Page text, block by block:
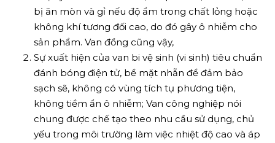
bị ăn mòn và gỉ nếu độ ẩm trong chất lỏng hoặc
không khí tương đối cao, do đó gây ô nhiễm cho
sản phẩm. Van đồng cũng vậy,
Sự xuất hiện của van bi vệ sinh (vi sinh) tiêu chuẩn
đánh bóng điện tử, bề mặt nhẵn để đảm bảo
sạch sẽ, không có vùng tích tụ phương tiện,
không tiềm ẩn ô nhiễm; Van công nghiệp nói
chung được chế tạo theo nhu cầu sử dụng, chủ
yếu trong môi trường làm việc nhiệt độ cao và áp